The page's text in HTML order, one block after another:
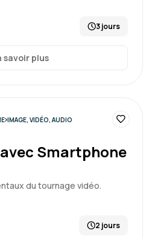
3 jours
savoir plus
IMAGE, VIDÉO, AUDIO
Smartphone
du tournage vidéo.
2 jours